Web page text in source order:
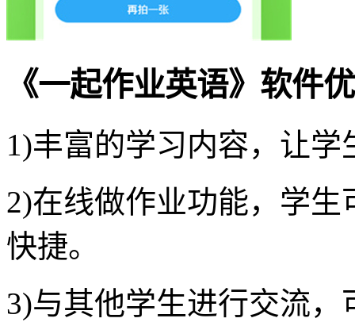
《一起作业英语》软件
1)丰富的学习内容，让
2)在线做作业功能，学
快捷。
3)与其他学生进行交流